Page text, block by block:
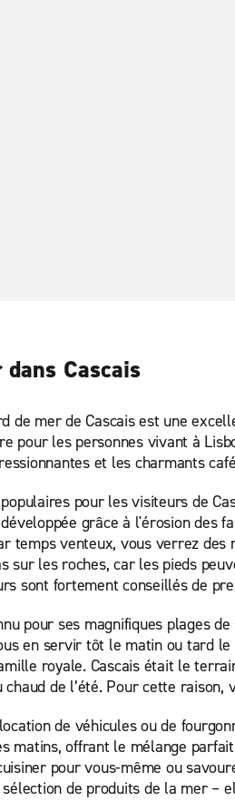
Cascais
de mer de Cascais est une
pour les personnes vivant à
et les charmants
pour les visiteurs de
grâce à l'érosion des
temps venteux, vous verrez des
sur les roches, car les pieds
sont fortement conseillés de
pour ses magnifiques plages
en servir tôt le matin ou tard
royale. Cascais était le
chaud de l’été. Pour cette
de véhicules ou de
matins, offrant le mélange
pour vous-même ou
de produits de la mer –